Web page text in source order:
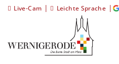
Live-Cam | Leichte Sprache |